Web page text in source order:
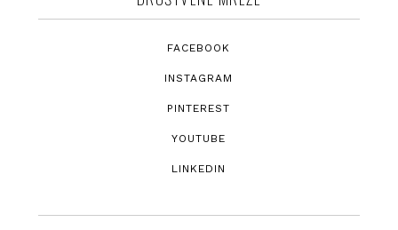
FACEBOOK
INSTAGRAM
PINTEREST
YOUTUBE
LINKEDIN